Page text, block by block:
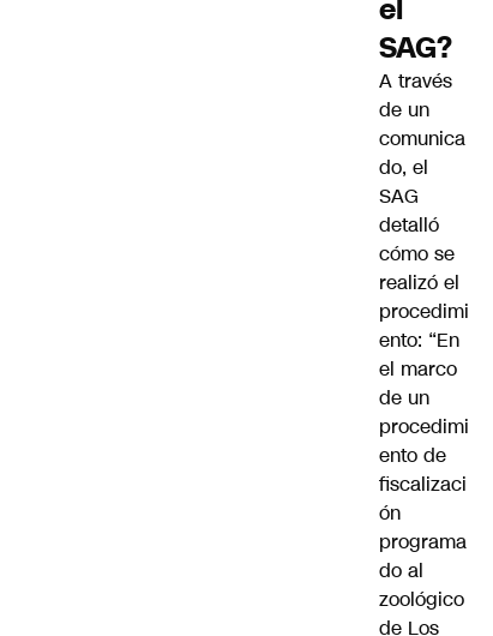
el
SAG?
A través
de un
comunica
do, el
SAG
detalló
cómo se
realizó el
procedimi
ento: “En
el marco
de un
procedimi
ento de
fiscalizaci
ón
programa
do al
zoológico
de Los